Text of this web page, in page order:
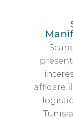
affidare